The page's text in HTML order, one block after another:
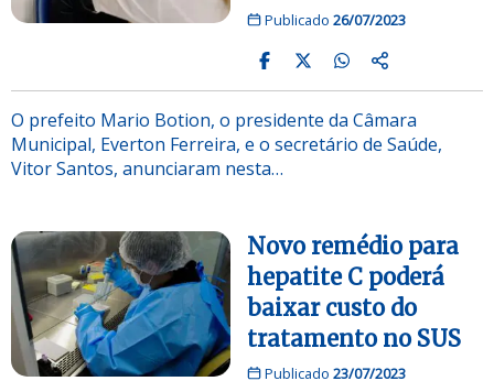
Publicado 26/07/2023
O prefeito Mario Botion, o presidente da Câmara
Municipal, Everton Ferreira, e o secretário de Saúde,
Vitor Santos, anunciaram nesta…
Novo remédio para
hepatite C poderá
baixar custo do
tratamento no SUS
Publicado 23/07/2023